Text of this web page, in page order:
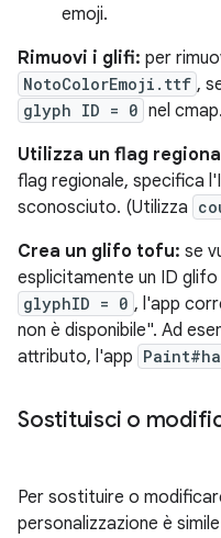
emoji.
Rimuovi i glifi: per
NotoColorEmoji.ttf ,
glyph ID = 0 nel cmap.
Utilizza un flag
flag regionale, specifica
sconosciuto. (Utilizza
Crea un glifo tofu: se
esplicitamente un ID
glyphID = 0 , l'app
non è disponibile". Ad
attributo, l'app
Sostituisci o
Per sostituire o
personalizzazione è